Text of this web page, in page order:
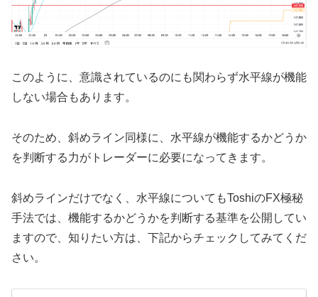
このように、意識されているのにも関わらず水平線が機能
しない場合もあります。
そのため、斜めライン同様に、水平線が機能するかどうか
を判断する力がトレーダーに必要になってきます。
斜めラインだけでなく、水平線についてもToshiのFX極秘
手法では、機能するかどうかを判断する基準を公開してい
ますので、知りたい方は、下記からチェックしてみてくだ
さい。